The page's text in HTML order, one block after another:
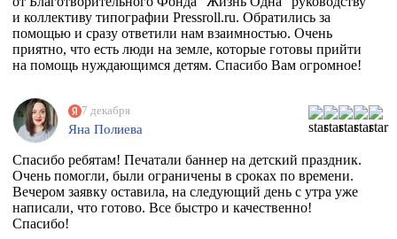
и коллективу типографии Pressroll.ru. Обратились за
помощью и сразу ответили нам взаимностью. Очень
приятно, что есть люди на земле, которые готовы прийти
на помощь нуждающимся детям. Спасибо Вам огромное!
7 декабря
Яна Полиева
Спасибо ребятам! Печатали баннер на детский праздник.
Очень помогли, были ограничены в сроках по времени.
Вечером заявку оставила, на следующий день с утра уже
написали, что готово. Все быстро и качественно!
Спасибо!